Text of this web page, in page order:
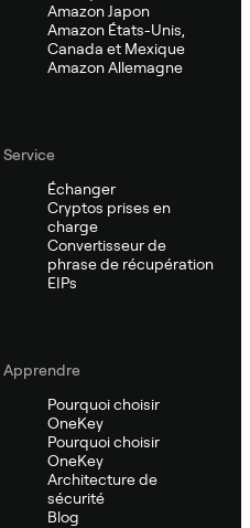
Amazon Japon
Amazon États-Unis,
Canada et Mexique
Amazon Allemagne
Service
Échanger
Cryptos prises en
charge
Convertisseur de
phrase de récupération
EIPs
Apprendre
Pourquoi choisir
OneKey
Pourquoi choisir
OneKey
Architecture de
sécurité
Blog